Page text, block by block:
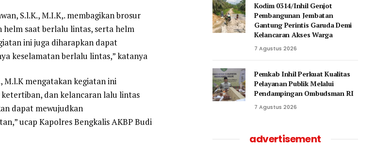
S.l.K., M.I.K,. membagikan brosur
saat berlalu lintas, serta helm
ini juga diharapkan dapat
keselamatan berlalu lintas,” katanya
M.l.K mengatakan kegiatan ini
dan kelancaran lalu lintas
dapat mewujudkan
ucap Kapolres Bengkalis AKBP Budi
Kodim 0314/Inhil Genjot
Pembangunan Jembatan
Gantung Perintis Garuda Demi
Kelancaran Akses Warga
7 Agustus 2026
Pemkab Inhil Perkuat Kualitas
Pelayanan Publik Melalui
Pendampingan Ombudsman RI
7 Agustus 2026
advertisement